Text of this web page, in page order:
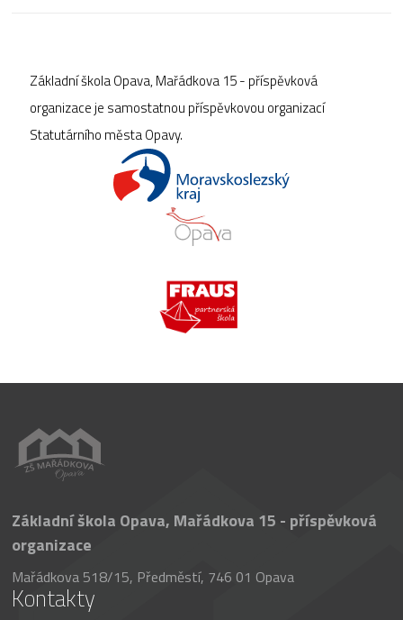
Základní škola Opava, Mařádkova 15 - příspěvková
organizace je samostatnou příspěvkovou organizací
Statutárního města Opavy.
Základní škola Opava, Mařádkova 15 - příspěvková
organizace
Mařádkova 518/15, Předměstí, 746 01 Opava
Kontakty